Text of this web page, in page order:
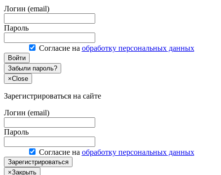
Логин (email)
Пароль
Согласие на обработку персональных данных
Войти
Забыли пароль?
×Close
Зарегистрироваться на сайте
Логин (email)
Пароль
Согласие на обработку персональных данных
Зарегистрироваться
×Закрыть